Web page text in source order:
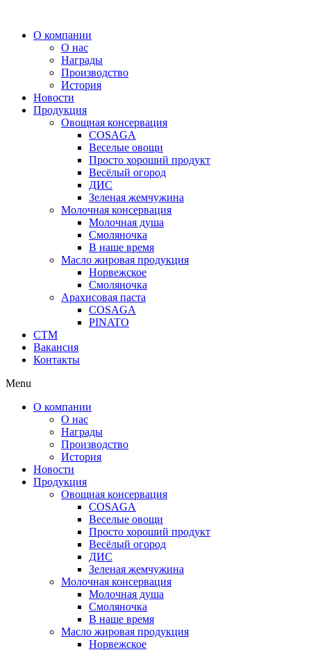
содержимому
О компании
О нас
Награды
Производство
История
Новости
Продукция
Овощная консервация
COSAGA
Веселые овощи
Просто хороший продукт
Весёлый огород
ДИС
Зеленая жемчужина
Молочная консервация
Молочная душа
Смоляночка
В наше время
Масло жировая продукция
Норвежское
Смоляночка
Арахисовая паста
COSAGA
PINATO
СТМ
Вакансия
Контакты
Menu
О компании
О нас
Награды
Производство
История
Новости
Продукция
Овощная консервация
COSAGA
Веселые овощи
Просто хороший продукт
Весёлый огород
ДИС
Зеленая жемчужина
Молочная консервация
Молочная душа
Смоляночка
В наше время
Масло жировая продукция
Норвежское